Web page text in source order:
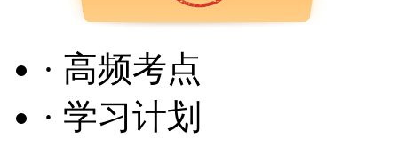
· 高频考点
· 学习计划